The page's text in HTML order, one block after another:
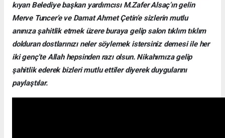
kıyan Belediye başkan yardımcısı M.Zafer Alsaç’ın gelin
Merve Tuncer’e ve Damat Ahmet Çetin’e sizlerin mutlu
anınıza şahitlik etmek üzere buraya gelip salon tıklım tıklım
dolduran dostlarınızı neler söylemek istersiniz demesi ile her
iki genç’te Allah hepsinden razı olsun. Nikahımıza gelip
şahitlik ederek bizleri mutlu ettiler diyerek duygularını
paylaştılar.